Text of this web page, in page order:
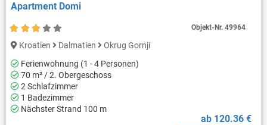
Apartment Domi
Kroatien Dalmatien
Okrug Gornji
Ferienwohnung (1 - 4 Personen)
70 m² / 2. Obergeschoss
2 Schlafzimmer
1 Badezimmer
Nächster Strand 100 m
ab 120.36 €
Objekt-Nr.49964